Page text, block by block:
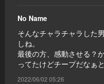
No Name
そんなチャラチャラした
しね。
最後の方、感動させる？
ってたけどチープだなぁ
2022/06/02 05:26